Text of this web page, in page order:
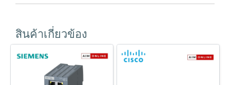
สินค้าเกี่ยวข้อง